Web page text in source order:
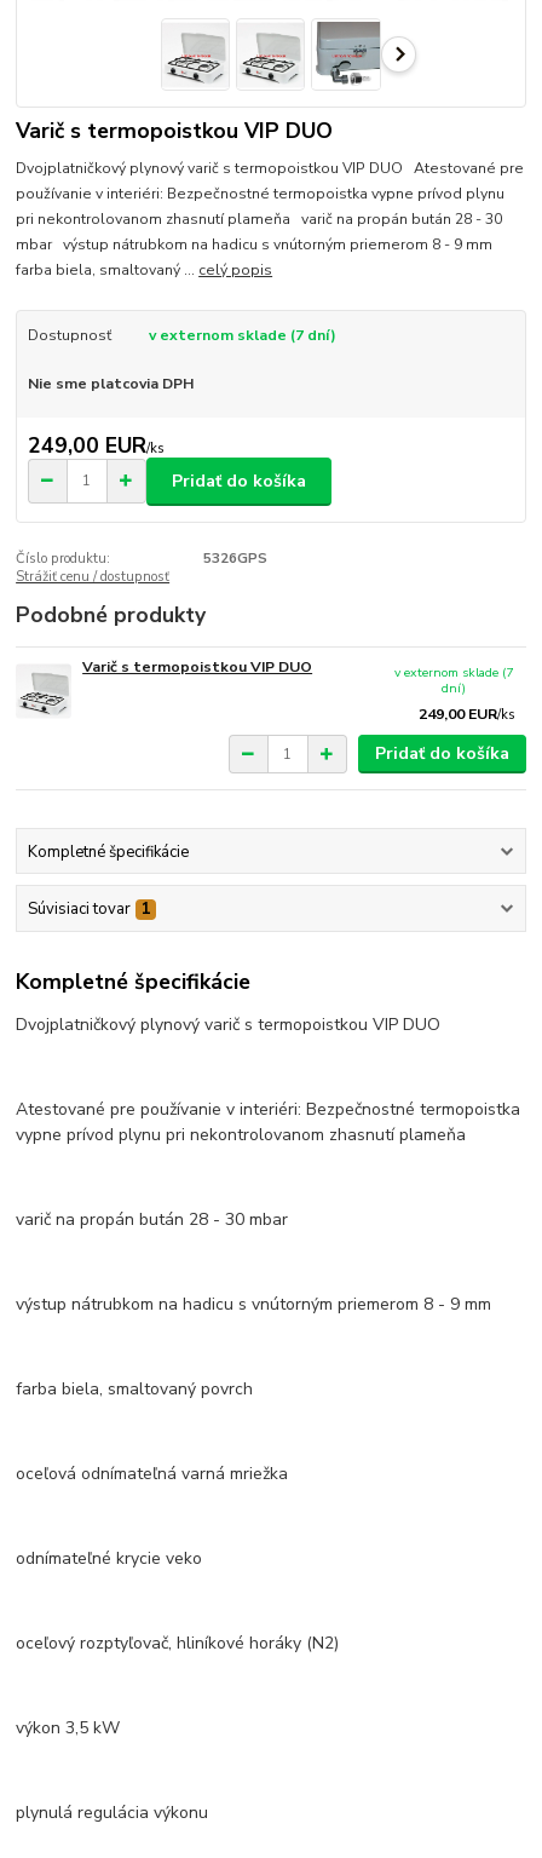
Varič s termopoistkou VIP DUO
Dvojplatničkový plynový varič s termopoistkou VIP DUO Atestované pre
používanie v interiéri: Bezpečnostné termopoistka vypne prívod plynu
pri nekontrolovanom zhasnutí plameňa varič na propán bután 28 - 30
mbar výstup nátrubkom na hadicu s vnútorným priemerom 8 - 9 mm
farba biela, smaltovaný ... celý popis
Dostupnosť v externom sklade (7 dní)
Nie sme platcovia DPH
249,00 EUR/ks
Pridať do košíka
Číslo produktu:
5326GPS
Strážiť cenu / dostupnosť
Podobné produkty
Varič s termopoistkou VIP DUO
249,00 EUR/ks
v externom sklade (7
dní)
Pridať do košíka
Kompletné špecifikácie
Súvisiaci tovar 1
Kompletné špecifikácie
Dvojplatničkový plynový varič s termopoistkou VIP DUO
Atestované pre používanie v interiéri: Bezpečnostné termopoistka
vypne prívod plynu pri nekontrolovanom zhasnutí plameňa
varič na propán bután 28 - 30 mbar
výstup nátrubkom na hadicu s vnútorným priemerom 8 - 9 mm
farba biela, smaltovaný povrch
oceľová odnímateľná varná mriežka
odnímateľné krycie veko
oceľový rozptyľovač, hliníkové horáky (N2)
výkon 3,5 kW
plynulá regulácia výkonu